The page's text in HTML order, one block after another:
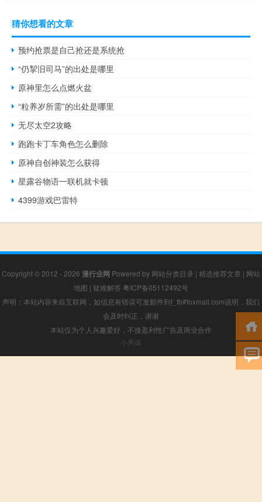
猜你想看的文章
预约抢票是自己抢还是系统抢
“仍挈旧司马”的出处是哪里
原神里怎么点燃火盆
“粒养岁所需”的出处是哪里
无尽太空2攻略
跑跑卡丁车角色怎么删除
原神自创神装怎么获得
星露谷物语一联机就卡顿
4399游戏巴雷特
Copyright © 2012 - 2026 漫行业网 Powered by 网站分类目录 | 精选推荐文章 | 网站
地图 | 疑难解答 粤ICP备05112492号
声明：本站内容来自互联网，如信息有错误可发邮件到f_fb#foxmail.com说明，我们
会及时纠正，谢谢
本站仅为个人兴趣爱好，不接盈利性广告及商业合作
小男孩